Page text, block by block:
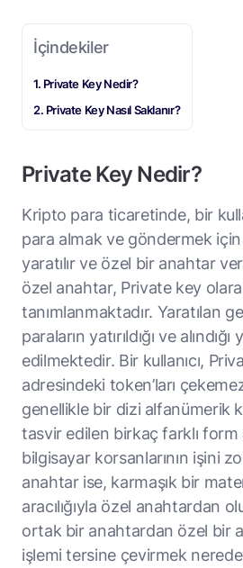
İçindekiler
Private Key Nedir?
Private Key Nasıl Saklanır?
Private Key Nedir?
Kripto para ticaretinde, bir
para almak ve göndermek
yaratılır ve özel bir anahtar
özel anahtar, Private key
tanımlanmaktadır. Yaratılan
paraların yatırıldığı ve
edilmektedir. Bir kullanıcı,
adresindeki token’ları
genellikle bir dizi alfanümerik
tasvir edilen birkaç farklı
bilgisayar korsanlarının işini
anahtar ise, karmaşık bir
aracılığıyla özel anahtardan
ortak bir anahtardan özel bir
işlemi tersine çevirmek